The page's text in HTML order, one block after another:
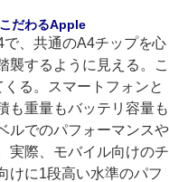
だわるApple
、共通のA4チップを心
襲するように見える。こ
る。スマートフォンと
も重量もバッテリ容量も
ルでのパフォーマンスや
実際、モバイル向けのチ
けに1段高い水準のパフ